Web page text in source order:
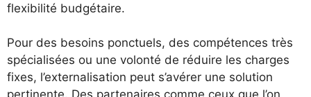
flexibilité budgétaire.
Pour des besoins ponctuels, des compétences très
spécialisées ou une volonté de réduire les charges
fixes, l’externalisation peut s’avérer une solution